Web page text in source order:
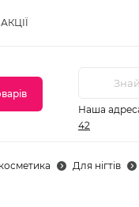
АКЦІЇ
Наша
42
Для нігтів